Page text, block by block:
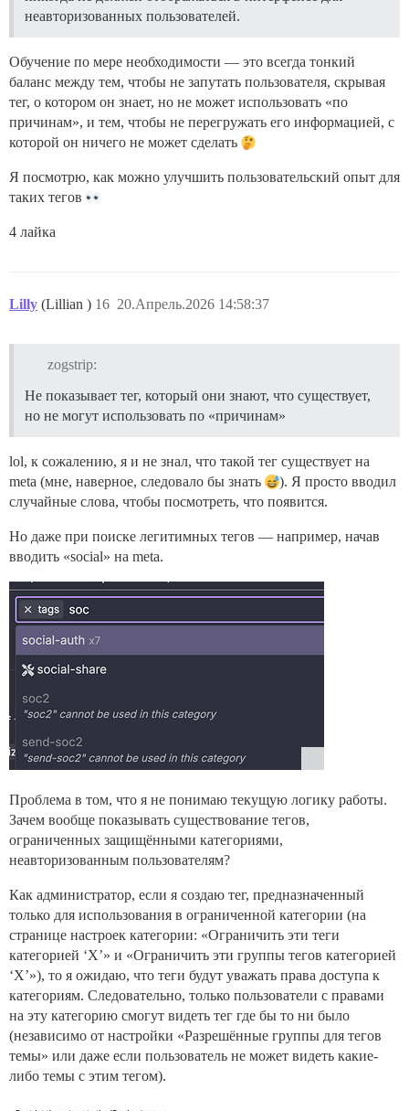
неавторизованных пользователей.
Обучение по мере необходимости — это всегда тонкий
баланс между тем, чтобы не запутать пользователя, скрывая
тег, о котором он знает, но не может использовать «по
причинам», и тем, чтобы не перегружать его информацией, с
которой он ничего не может сделать
Я посмотрю, как можно улучшить пользовательский опыт для
таких тегов
4 лайка
Lilly (Lillian ) 20.Апрель.2026 14:58:37
16
zogstrip:
Не показывает тег, который они знают, что существует,
но не могут использовать по «причинам»
lol, к сожалению, я и не знал, что такой тег существует на
meta (мне, наверное, следовало бы знать
). Я просто вводил
случайные слова, чтобы посмотреть, что появится.
Но даже при поиске легитимных тегов — например, начав
вводить «social» на meta.
Проблема в том, что я не понимаю текущую логику работы.
Зачем вообще показывать существование тегов,
ограниченных защищёнными категориями,
неавторизованным пользователям?
Как администратор, если я создаю тег, предназначенный
только для использования в ограниченной категории (на
странице настроек категории: «Ограничить эти теги
категорией ‘X’» и «Ограничить эти группы тегов категорией
‘X’»), то я ожидаю, что теги будут уважать права доступа к
категориям. Следовательно, только пользователи с правами
на эту категорию смогут видеть тег где бы то ни было
(независимо от настройки «Разрешённые группы для тегов
темы» или даже если пользователь не может видеть какие-
либо темы с этим тегом).